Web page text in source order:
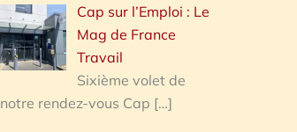
Cap sur l’Emploi : Le
Mag de France
Travail
Sixième volet de
notre rendez-vous Cap […]